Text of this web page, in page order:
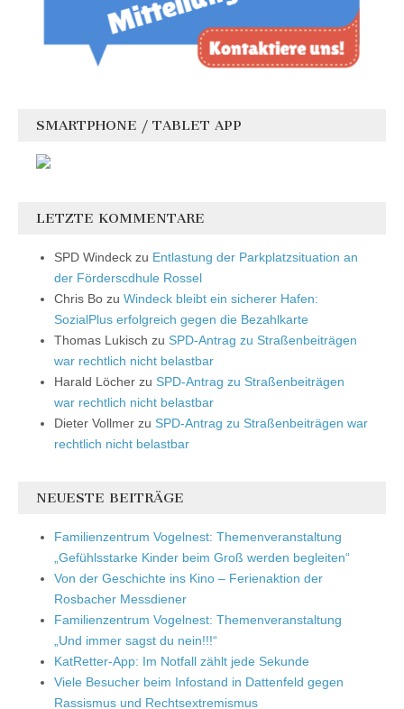
SMARTPHONE / TABLET APP
LETZTE KOMMENTARE
SPD Windeck zu Entlastung der Parkplatzsituation an
der Förderscdhule Rossel
Chris Bo zu Windeck bleibt ein sicherer Hafen:
SozialPlus erfolgreich gegen die Bezahlkarte
Thomas Lukisch zu SPD-Antrag zu Straßenbeiträgen
war rechtlich nicht belastbar
Harald Löcher zu SPD-Antrag zu Straßenbeiträgen
war rechtlich nicht belastbar
Dieter Vollmer zu SPD-Antrag zu Straßenbeiträgen war
rechtlich nicht belastbar
NEUESTE BEITRÄGE
Familienzentrum Vogelnest: Themenveranstaltung
„Gefühlsstarke Kinder beim Groß werden begleiten“
Von der Geschichte ins Kino – Ferienaktion der
Rosbacher Messdiener
Familienzentrum Vogelnest: Themenveranstaltung
„Und immer sagst du nein!!!“
KatRetter-App: Im Notfall zählt jede Sekunde
Viele Besucher beim Infostand in Dattenfeld gegen
Rassismus und Rechtsextremismus